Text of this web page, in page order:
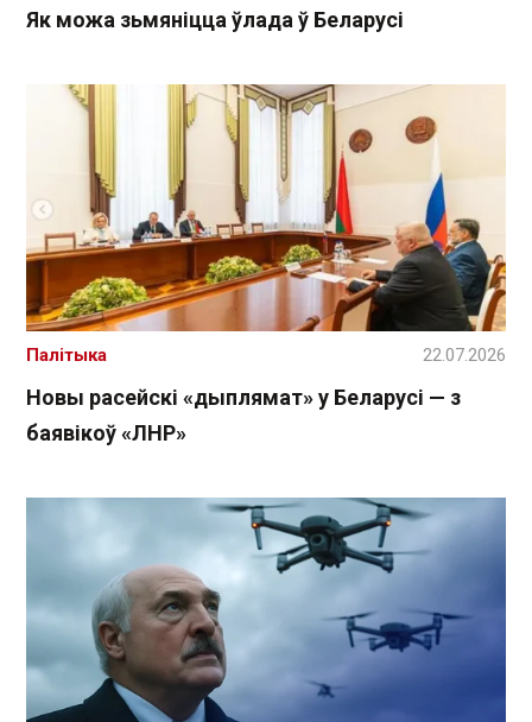
Як можа зьмяніцца ўлада ў Беларусі
Новы расейскі «дыплямат» у Беларусі — з
баявікоў «ЛНР»
Палітыка 22.07.2026